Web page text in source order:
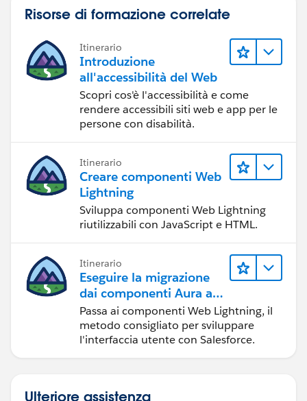
Risorse di formazione correlate
Itinerario
Introduzione
all'accessibilità del Web
Scopri cos'è l'accessibilità e come
rendere accessibili siti web e app per le
persone con disabilità.
Itinerario
Creare componenti Web
Lightning
Sviluppa componenti Web Lightning
riutilizzabili con JavaScript e HTML.
Itinerario
Eseguire la migrazione
dai componenti Aura ai
componenti Web
Lightning
Passa ai componenti Web Lightning, il
metodo consigliato per sviluppare
l'interfaccia utente con Salesforce.
Ulteriore assistenza